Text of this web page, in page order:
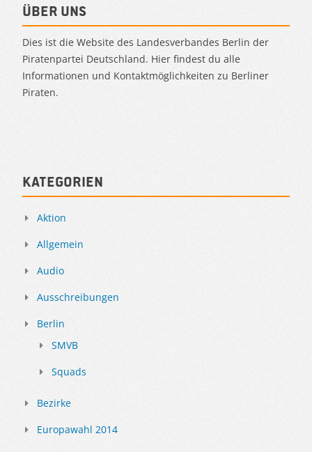
Über uns
Dies ist die Website des Landesverbandes Berlin der
Piratenpartei Deutschland. Hier findest du alle
Informationen und Kontaktmöglichkeiten zu Berliner
Piraten.
Kategorien
Aktion
Allgemein
Audio
Ausschreibungen
Berlin
SMVB
Squads
Bezirke
Europawahl 2014